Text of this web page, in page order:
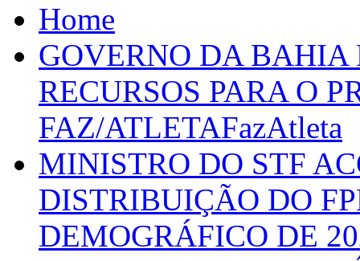
Home
GOVERNO DA
RECURSOS PARA O
FAZ/ATLETAFazAtleta
MINISTRO DO STF
DISTRIBUIÇÃO DO
DEMOGRÁFICO DE